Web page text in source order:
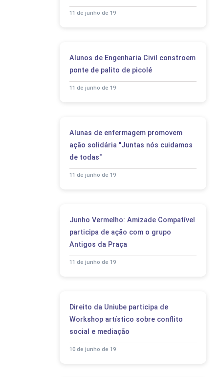
11 de junho de 19
Alunos de Engenharia Civil constroem
ponte de palito de picolé
11 de junho de 19
Alunas de enfermagem promovem
ação solidária "Juntas nós cuidamos
de todas"
11 de junho de 19
Junho Vermelho: Amizade Compatível
participa de ação com o grupo
Antigos da Praça
11 de junho de 19
Direito da Uniube participa de
Workshop artístico sobre conflito
social e mediação
10 de junho de 19